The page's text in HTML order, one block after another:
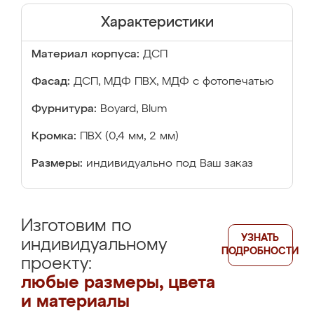
Характеристики
Материал корпуса: ДСП
Фасад: ДСП, МДФ ПВХ, МДФ с фотопечатью
Фурнитура: Boyard, Blum
Кромка: ПВХ (0,4 мм, 2 мм)
Размеры: индивидуально под Ваш заказ
Изготовим по
индивидуальному
проекту:
любые размеры, цвета
и материалы
УЗНАТЬ
ПОДРОБНОСТИ